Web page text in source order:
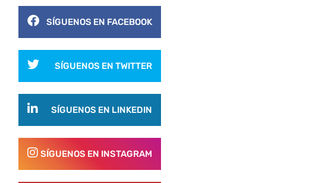
SÍGUENOS EN FACEBOOK
SÍGUENOS EN TWITTER
SÍGUENOS EN LINKEDIN
SÍGUENOS EN INSTAGRAM